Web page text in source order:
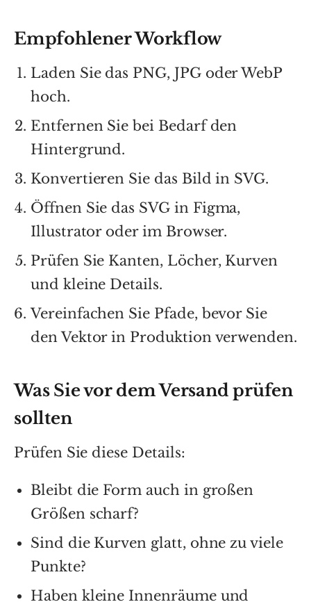
Empfohlener Workflow
Laden Sie das PNG, JPG oder WebP
hoch.
Entfernen Sie bei Bedarf den
Hintergrund.
Konvertieren Sie das Bild in SVG.
Öffnen Sie das SVG in Figma,
Illustrator oder im Browser.
Prüfen Sie Kanten, Löcher, Kurven
und kleine Details.
Vereinfachen Sie Pfade, bevor Sie
den Vektor in Produktion verwenden.
Was Sie vor dem Versand prüfen
sollten
Prüfen Sie diese Details:
Bleibt die Form auch in großen
Größen scharf?
Sind die Kurven glatt, ohne zu viele
Punkte?
Haben kleine Innenräume und